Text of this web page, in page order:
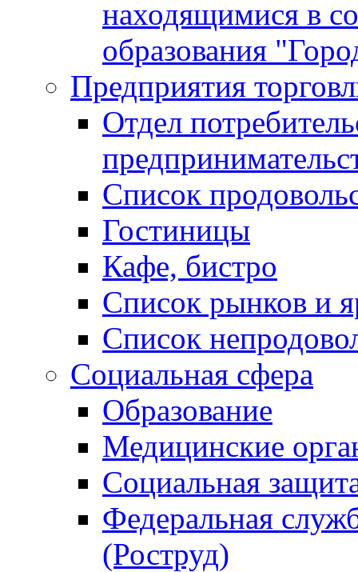
находящимися в
образования
Предприятия
Отдел
Список
Гостиницы
Кафе, бистро
Cписок рынков и
Список
Социальная сфера
Образование
Медицинские
Социальная
Федеральная
(Роструд)